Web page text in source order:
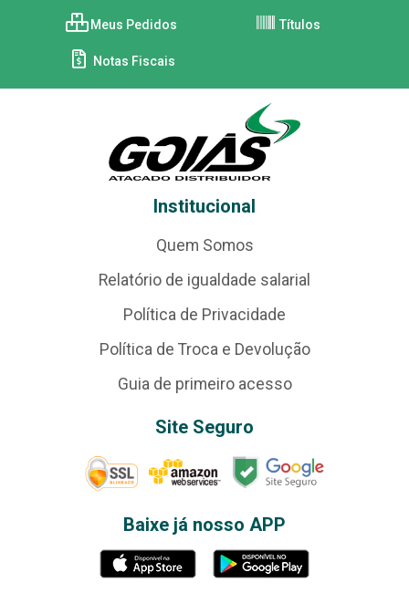
Meus Pedidos Títulos
Notas Fiscais
Institucional
Quem Somos
Relatório de igualdade salarial
Política de Privacidade
Política de Troca e Devolução
Guia de primeiro acesso
Site Seguro
Baixe já nosso APP